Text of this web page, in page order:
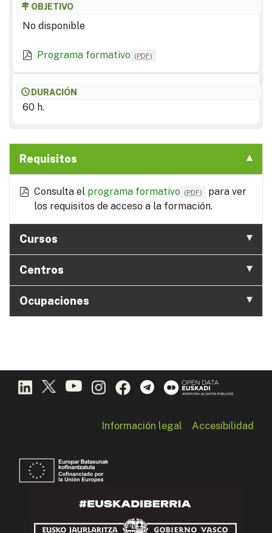
OBJETIVO
No disponible
Programa formativo (PDF)
DURACIÓN
60 h.
Requisitos
Consulta el programa formativo (PDF)
para ver
los requisitos de acceso a la formación.
Cursos
Centros
Ocupaciones
Información legal Accesibilidad